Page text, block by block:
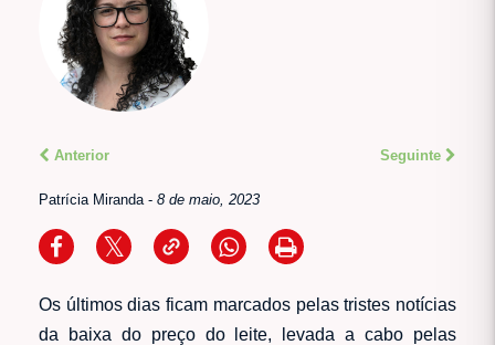
Anterior Seguinte
Patrícia Miranda- 8 de maio, 2023
Os últimos dias ficam marcados pelas tristes notícias
da baixa do preço do leite, levada a cabo pelas